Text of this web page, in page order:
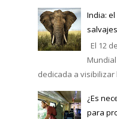
India:
El 12
dedicada a
¿Es
para